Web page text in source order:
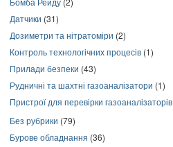
Датчики (31)
Дозиметри та нітратоміри (2)
Контроль технологічних процесів (1)
Прилади безпеки (43)
Рудничні та шахтні газоаналізатори (1)
Пристрої для перевірки газоаналізаторів
Без рубрики (79)
Бурове обладнання (36)